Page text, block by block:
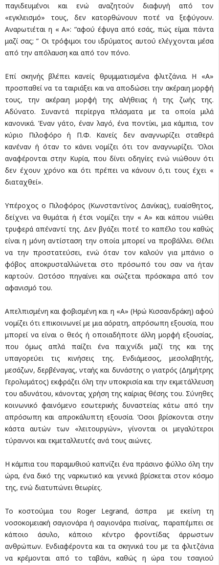
παγιδευμένοι και ενώ αναζητούν διαφυγή από τον
«εγκλεισμό» τους, δεν κατορθώνουν ποτέ να ξεφύγουν.
Αναρωτιέται η « Α»: “αφού έφυγα από εσάς, πώς είμαι πάντα
μαζί σας; ” Οι τρόφιμοι του ιδρύματος αυτού ελέγχονται μέσα
από την απόλαυση και από τον πόνο.
Επί σκηνής βλέπει κανείς θρυμματισμένα φλιτζάνια. Η «Α»
προσπαθεί να τα ταιριάξει και να αποδώσει την ακέραιη μορφή
τους, την ακέραιη μορφή της αλήθειας ή της ζωής της.
Αδύνατο. Συναντά περίεργα πλάσματα με τα οποία μιλά
κανονικά. Έναν γάτο, έναν λαγό, ένα ποντίκι, μια κάμπια, τον
κύριο Πιλοφόρο ή Π.Φ. Κανείς δεν αναγνωρίζει σταθερά
κανέναν ή όταν το κάνει νομίζει ότι τον αναγνωρίζει. Όλοι
αναφέρονται στην Κυρία, που δίνει οδηγίες ενώ νιώθουν ότι
δεν έχουν χρόνο και ότι πρέπει να κάνουν ό,τι τους έχει «
διαταχθεί».
Υπέροχος ο Πιλοφόρος (Κωνσταντίνος Δανίκας), ευαίσθητος,
δείχνει να θυμάται ή έτσι νομίζει την « Α» και κάπου νιώθει
τρυφερά απέναντί της. Δεν βγάζει ποτέ το καπέλο του καθώς
είναι η μόνη αντίσταση την οποία μπορεί να προβάλλει. Θέλει
να την προστατεύσει, ενώ όταν τον καλούν για μπάνιο ο
φόβος αποκρυσταλλώνεται στο πρόσωπό του σαν να ήταν
καρτούν. Ωστόσο πηγαίνει και σώζεται πρόσκαιρα από τον
αφανισμό του.
Απελπισμένη και φοβισμένη και η «Α» (Ηρώ Κισσανδράκη) αφού
νομίζει ότι επικοινωνεί με μια αόρατη, απρόσωπη εξουσία, που
μπορεί να είναι ο θεός ή οποιαδήποτε άλλη μορφή εξουσίας,
που όμως απλά παίζει ένα παιχνίδι μαζί της και της
υπαγορεύει τις κινήσεις της. Ενδιάμεσος, μεσολαβητής,
μεσάζων, δερβέναγας, νταής και δυνάστης ο γιατρός (Δημήτρης
Γερολυμάτος) εκφράζει όλη την υποκρισία και την εκμετάλλευση
του αδυνάτου, κάνοντας χρήση της καίριας θέσης του. Σύνηθες
κοινωνικό φαινόμενο εσωτερικής δυναστείας κάτω από την
απρόσωπη και απροκάλυπτη εξουσία. Όσοι βρίσκονται στην
κάστα αυτών των «λειτουργών», γίνονται οι μεγαλύτεροι
τύραννοι και εκμεταλλευτές ανά τους αιώνες.
Η κάμπια του παραμυθιού καπνίζει ένα πράσινο φύλλο όλη την
ώρα, ένα δικό της ναρκωτικό και γενικά βρίσκεται στον κόσμο
της, ενώ διατυπώνει θεωρίες.
Το κοστούμια του Roger Legrand, άσπρα με εκείνη τη
νοσοκομειακή σαγιονάρα ή σαγιονάρα πισίνας, παραπέμπει σε
κάποιο άσυλο, κάποιο κέντρο φροντίδας άρρωστων
ανθρώπων. Ενδιαφέροντα και τα σκηνικά του με τα φλιτζάνια
να κρέμονται από το ταβάνι, καθώς η ώρα του τσαγιού